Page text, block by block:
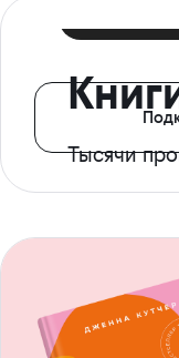
Тысячи
с